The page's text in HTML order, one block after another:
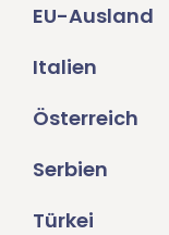
EU-Ausland
Italien
Österreich
Serbien
Türkei